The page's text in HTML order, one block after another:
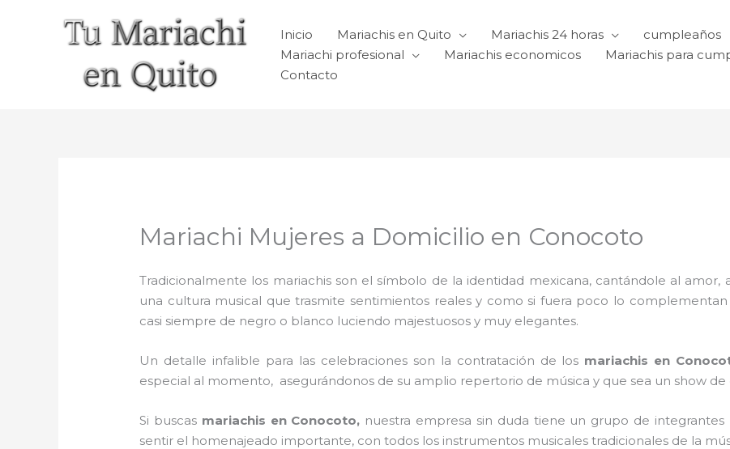
Inicio Mariachis en Quito Mariachis 24 horas cumpleaños
Mariachi profesional
Mariachis economicos Mariachis para
Contacto
Mariachi Mujeres a Domicilio en Conocoto
Tradicionalmente los mariachis son el símbolo de la identidad mexicana, cantándole al amor,
una cultura musical que trasmite sentimientos reales y como si fuera poco lo
casi siempre de negro o blanco luciendo majestuosos y muy elegantes.
Un detalle infalible para las celebraciones son la contratación de los mariachis en
especial al momento, asegurándonos de su amplio repertorio de música y que sea un show de
Si buscas mariachis en Conocoto, nuestra empresa sin duda tiene un grupo de integrantes
sentir el homenajeado importante, con todos los instrumentos musicales tradicionales de la